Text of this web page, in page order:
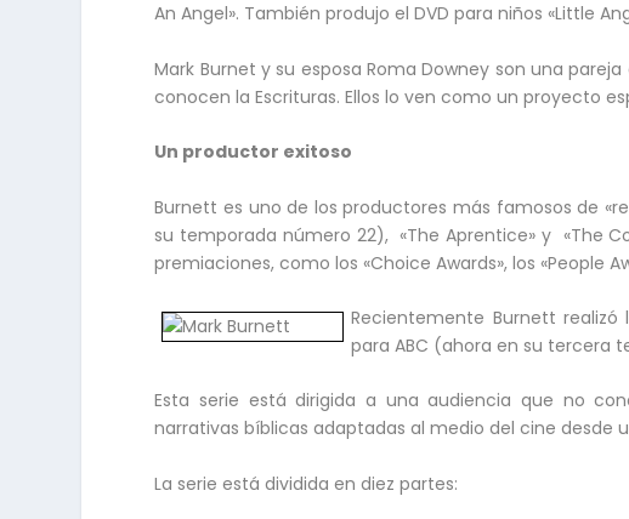
An Angel». También produjo el DVD para niños «Little
Mark Burnet y su esposa Roma Downey son una
conocen la Escrituras. Ellos lo ven como un proyecto
Un productor exitoso
Burnett es uno de los productores más famosos de
su temporada número 22), «The Aprentice» y «The
premiaciones, como los «Choice Awards», los «People
Recientemente Burnett realizó
para ABC (ahora en su tercera
Esta serie está dirigida a una audiencia que no
narrativas bíblicas adaptadas al medio del cine
La serie está dividida en diez partes: